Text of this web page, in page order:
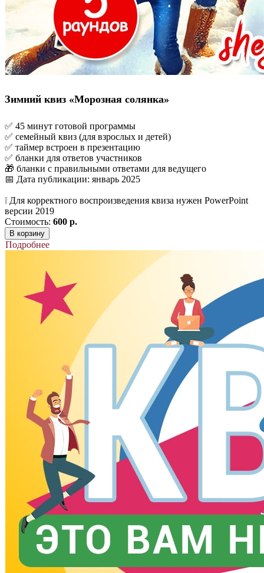
Зимний квиз «Морозная солянка»
✅ 45 минут готовой программы
✅ семейный квиз (для взрослых и детей)
✅ таймер встроен в презентацию
✅ бланки для ответов участников
🎁 бланки с правильными ответами для ведущего
📅 Дата публикации: январь 2025
❕ Для корректного воспроизведения квиза нужен PowerPoint
версии 2019
Стоимость: 600 р.
В корзину
Подробнее